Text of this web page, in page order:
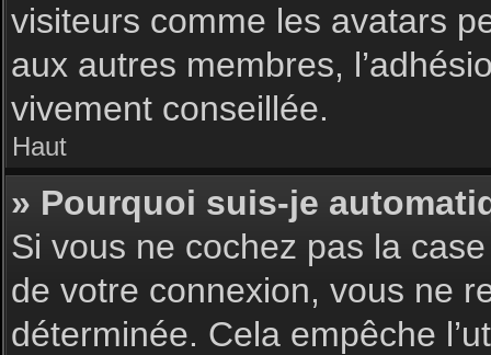
visiteurs comme les avatars
aux autres membres,
vivement conseillée.
Haut
» Pourquoi suis-je
Si vous ne cochez pas la
de votre connexion, vous ne
déterminée. Cela empêche